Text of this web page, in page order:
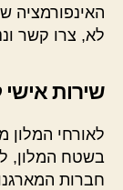
לא, צרו קשר
שירות אישי
לאורחי המלון
בשטח המלון,
חברות